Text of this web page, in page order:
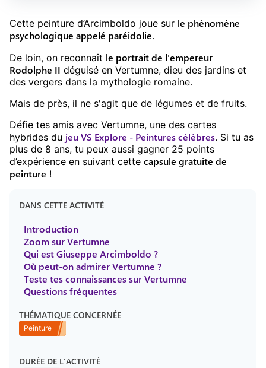
Cette peinture d’Arcimboldo joue sur le phénomène
psychologique appelé paréidolie.
De loin, on reconnaît le portrait de l'empereur
Rodolphe II déguisé en Vertumne, dieu des jardins et
des vergers dans la mythologie romaine.
Mais de près, il ne s'agit que de légumes et de fruits.
Défie tes amis avec Vertumne, une des cartes
hybrides du jeuVS Explore - Peintures célèbres. Si tu as
plus de 8 ans, tu peux aussi gagner 25 points
d’expérience en suivant cette capsule gratuite de
peinture !
DANS CETTE ACTIVITÉ
Introduction
Zoom sur Vertumne
Qui est Giuseppe Arcimboldo ?
Où peut-on admirer Vertumne ?
Teste tes connaissances sur Vertumne
Questions fréquentes
THÉMATIQUE CONCERNÉE
Peinture
DURÉE DE L'ACTIVITÉ